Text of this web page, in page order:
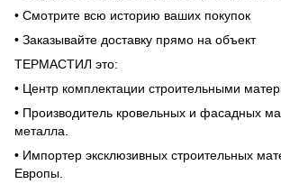
• Смотрите всю историю ваших покупок
• Заказывайте доставку прямо на объект
ТЕРМАСТИЛ это:
• Центр комплектации строительными
• Производитель кровельных и фасадных
металла.
• Импортер эксклюзивных строительных
Европы.